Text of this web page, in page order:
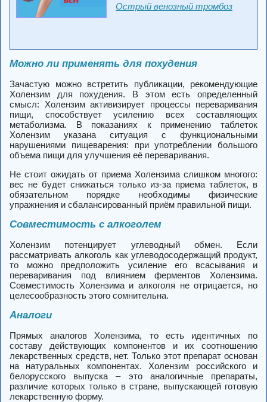
Острый венозный тромбоз
Можно ли применять для похудения
Зачастую можно встретить публикации, рекомендующие
Холензим для похудения. В этом есть определенный
смысл: Холензим активизирует процессы переваривания
пищи, способствует усилению всех составляющих
метаболизма. В показаниях к применению таблеток
Холензим указана ситуация с функциональными
нарушениями пищеварения: при употреблении большого
объема пищи для улучшения её переваривания.
Не стоит ожидать от приема Холензима слишком многого:
вес не будет снижаться только из-за приема таблеток, в
обязательном порядке необходимы физические
упражнения и сбалансированный приём правильной пищи.
Совместимость с алкоголем
Холензим потенцирует углеводный обмен. Если
рассматривать алкоголь как углеводосодержащий продукт,
то можно предположить усиление его всасывания и
переваривания под влиянием ферментов Холензима.
Совместимость Холензима и алкоголя не отрицается, но
целесообразность этого сомнительна.
Аналоги
Прямых аналогов Холензима, то есть идентичных по
составу действующих компонентов и их соотношению
лекарственных средств, нет. Только этот препарат основан
на натуральных компонентах. Холензим российского и
белорусского выпуска – это аналогичные препараты,
различие которых только в стране, выпускающей готовую
лекарственную форму.